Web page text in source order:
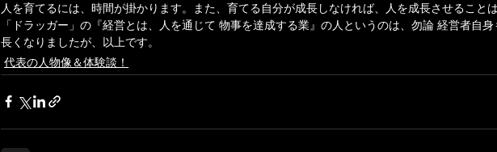
人を育てるには、時間が掛かります。また、育てる自分が成長しなければ、人を成長させること
「ドラッガー」の『経営とは、人を通じて 物事を達成する業』の人というのは、勿論 経営者自
長くなりましたが、以上です。
代表の人物像＆体験談！